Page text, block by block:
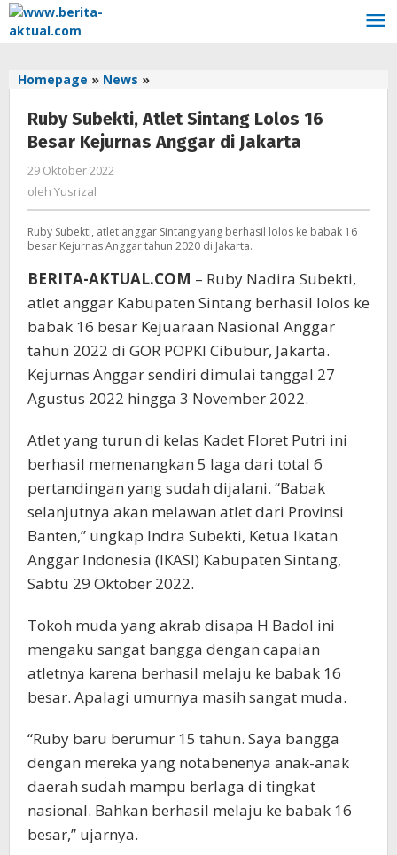
Lewati
ke
konten
Homepage » News »
Atlet
Sintang
Lolos
Kejurnas
Anggar
di
Ruby Subekti, Atlet Sintang Lolos 16
Besar Kejurnas Anggar di Jakarta
29 Oktober 2022
oleh Yusrizal
Ruby Subekti, atlet anggar Sintang yang berhasil lolos ke babak 16
besar Kejurnas Anggar tahun 2020 di Jakarta.
BERITA-AKTUAL.COM – Ruby Nadira Subekti,
atlet anggar Kabupaten Sintang berhasil lolos ke
babak 16 besar Kejuaraan Nasional Anggar
tahun 2022 di GOR POPKI Cibubur, Jakarta.
Kejurnas Anggar sendiri dimulai tanggal 27
Agustus 2022 hingga 3 November 2022.
Atlet yang turun di kelas Kadet Floret Putri ini
berhasil memenangkan 5 laga dari total 6
pertandingan yang sudah dijalani. “Babak
selanjutnya akan melawan atlet dari Provinsi
Banten,” ungkap Indra Subekti, Ketua Ikatan
Anggar Indonesia (IKASI) Kabupaten Sintang,
Sabtu 29 Oktober 2022.
Tokoh muda yang akrab disapa H Badol ini
mengaku sangat bangga dengan capaian
atletnya karena berhasil melaju ke babak 16
besar. Apalagi umurnya masih sangat muda.
“Ruby baru berumur 15 tahun. Saya bangga
dengan mereka yang notabenenya anak-anak
daerah sudah mampu berlaga di tingkat
nasional. Bahkan berhasil melaju ke babak 16
besar,” ujarnya.